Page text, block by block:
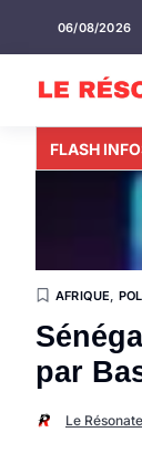
06/08/2026
FLASH
AFRIQUE
par
Le